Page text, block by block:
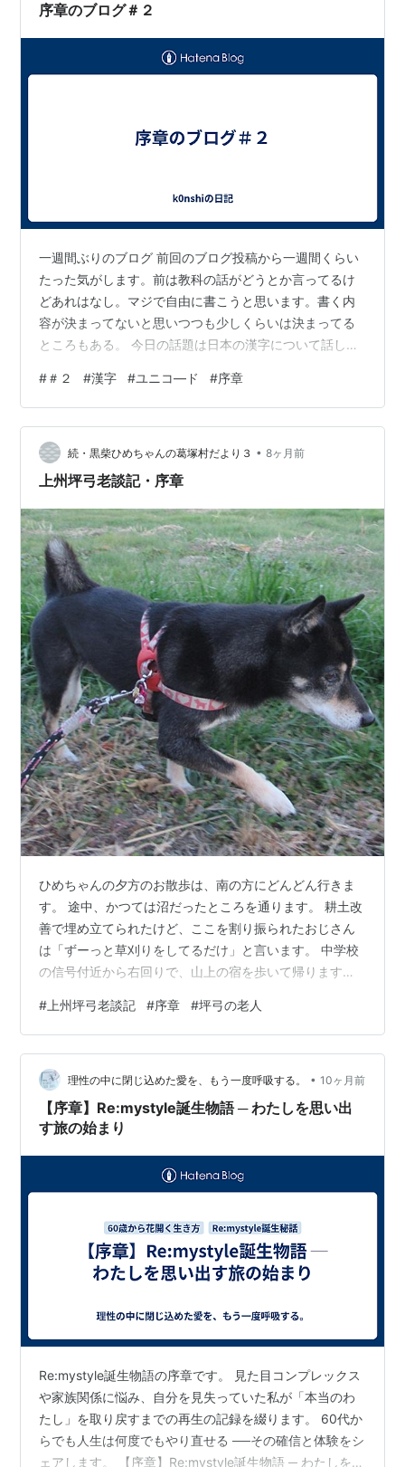
序章のブログ＃２
一週間ぶりのブログ 前回のブログ投稿から一週間くらい
たった気がします。前は教科の話がどうとか言ってるけ
どあれはなし。マジで自由に書こうと思います。書く内
容が決まってないと思いつつも少しくらいは決まってる
ところもある。 今日の話題は日本の漢字について話して
がある文字ですごく身近なものですが。その本当の姿は
だれもわかるわけもない。漢字の総数は何万字も存在す
る。もしかしたら無限かもしれない。日本の小学生が６
年生までに習う漢字の総数は約１０２６字。そしてそこ
にいくつかを足した２１３６字が日本の常用漢字。常用
#＃２ #漢字 #ユニコ―ド #序章
続・黒柴ひめちゃんの葛塚村だより３ • 8ヶ月前
上州坪弓老談記・序章
ひめちゃんの夕方のお散歩は、南の方にどんどん行きま
す。 途中、かつては沼だったところを通ります。 耕土改
善で埋め立てられたけど、ここを割り振られたおじさん
は「ずーっと草刈りをしてるだけ」と言います。 中学校
の信号付近から右回りで、山上の宿を歩いて帰ります。
くしっぽを振ってご挨拶です(*^▽^*) でもシロ君は反応
しません。 飼い主にお散歩の催促してるのかな－O－ シ
ロ君ちの垣根、山茶花がきれいでした😊 ＦＣ２ブログ
「黒柴ひめちゃんの葛塚村だより」「黒柴ひめちゃんの
葛塚村だより２」で、ずーっと「上州坪弓老談記」の解
読（というほどではなく、大意…
# 上州坪弓老談記 #序章 #坪弓の老人
理性の中に閉じ込めた愛を、もう一度呼吸する。 • 10ヶ月前
【序章】Re:mystyle誕生物語 ─ わたしを思い出
す旅の始まり
Re:mystyle誕生物語の序章です。 見た目コンプレックス
や家族関係に悩み、自分を見失っていた私が「本当のわ
たし」を取り戻すまでの再生の記録を綴ります。 60代か
らでも人生は何度でもやり直せる ──その確信と体験をシ
ェアします。 【序章】Re:mystyle誕生物語 ─ わたしを思